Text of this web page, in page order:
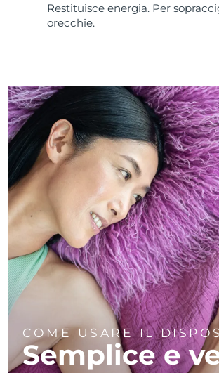
Restituisce energia. Per
orecchie.
COME USARE IL
Semplice e